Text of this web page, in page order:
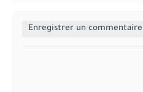
Enregistrer un commentaire